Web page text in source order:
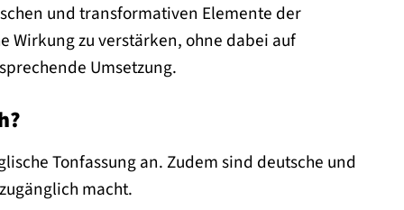
und transformativen Elemente der
Wirkung zu verstärken, ohne dabei auf
Umsetzung.
Tonfassung an. Zudem sind deutsche und
macht.